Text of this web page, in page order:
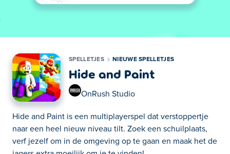
SPELLETJES NIEUWE SPELLETJES
Hide and Paint
OnRush Studio
Hide and Paint is een multiplayerspel dat verstoppertje
naar een heel nieuw niveau tilt. Zoek een schuilplaats,
verf jezelf om in de omgeving op te gaan en maak het de